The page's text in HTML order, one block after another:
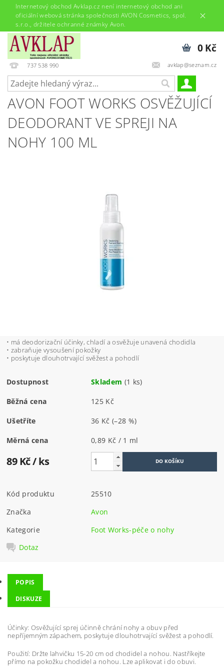
Internetový obchod Avklap.cz není internetový obchod ani
oficiální webová stránka společnosti AVON Cosmetics, spol.
s.r.o., držitele ochranné známky Avon.
737 538 990 avklap@seznam.cz
0 Kč
AVON FOOT WORKS OSVĚŽUJÍCÍ
DEODORANT VE SPREJI NA
NOHY 100 ML
• má deodorizační účinky, chladí a osvěžuje unavená chodidla
• zabraňuje vysoušení pokožky
• poskytuje dlouhotrvající svěžest a pohodlí
Dostupnost Skladem (1 ks)
Běžná cena 125 Kč
Ušetříte 36 Kč(–28 %)
Měrná cena 0,89 Kč / 1 ml
89 Kč/ ks
Kód produktu
25510
Značka
Avon
Kategorie
Foot Works-péče o nohy
Dotaz
POPIS
DISKUZE
Účinky: Osvěžující sprej účinně chrání nohy a obuv před
nepříjemným zápachem, poskytuje dlouhotrvající svěžest a pohodlí.
Použití: Držte lahvičku 15-20 cm od chodidel a nohou. Nastříkejte
přímo na pokožku chodidel a nohou. Lze aplikovat i do obuvi.